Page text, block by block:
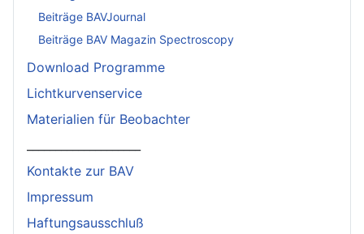
Beiträge BAVJournal
Beiträge BAV Magazin Spectroscopy
Download Programme
Lichtkurvenservice
Materialien für Beobachter
Kontakte zur BAV
Impressum
Haftungsausschluß